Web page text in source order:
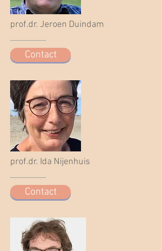
prof.dr. Jeroen Duindam
Contact
prof.dr. Ida Nijenhuis
Contact